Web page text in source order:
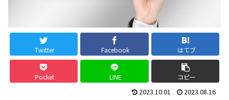
Twitter Facebook はてブ
Pocket LINE コピー
2023.10.01 2023.08.16